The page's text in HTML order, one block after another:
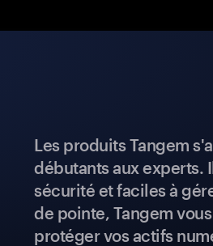
Les produits Tangem
débutants aux experts.
sécurité et faciles à
de pointe, Tangem
protéger vos actifs